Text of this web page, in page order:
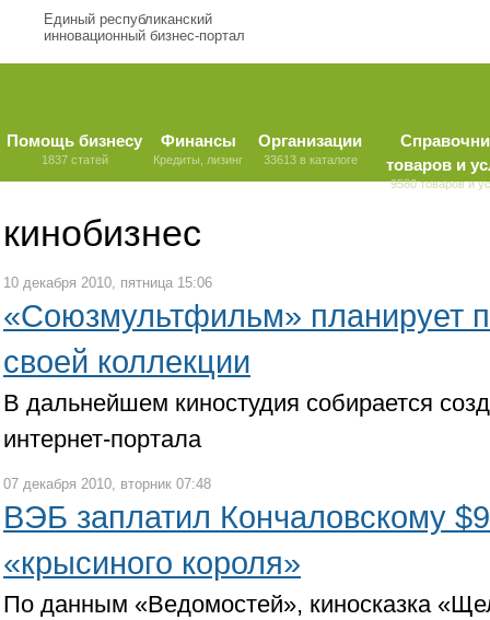
Единый республиканский
инновационный бизнес-портал
Помощь бизнесу
1837 статей
Финансы
Кредиты, лизинг
Организации
33613 в каталоге
товаров и
9580 товаров и
кинобизнес
10 декабря 2010, пятница 15:06
«Союзмультфильм» планирует
своей коллекции
В дальнейшем киностудия собирается
интернет-портала
07 декабря 2010, вторник 07:48
ВЭБ заплатил Кончаловскому
«крысиного короля»
По данным «Ведомостей», киносказка